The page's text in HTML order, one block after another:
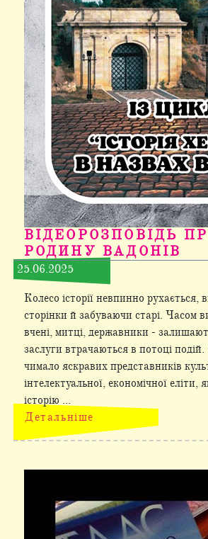
ВІДЕОРОЗПОВІДЬ
РОДИНУ ВАДОНІВ
25.06.2025
Колесо історії невпинно рухається,
сторінки й забуваючи старі. Часом
вчені, митці, державники -
заслуги втрачаються в потоці
чимало яскравих представників
інтелектуальної, економічної еліти,
історію ...
Детальніше